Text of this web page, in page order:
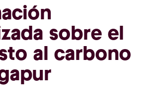
sobre el
al carbono